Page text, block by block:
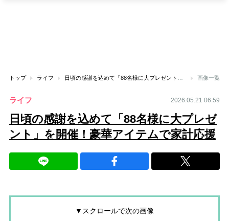
トップ ライフ 画像一覧
ライフ 2026.05.21 06:59
日頃の感謝を込めて「88名様に大プレゼ
ント」を開催！豪華アイテムで家計応援
▼スクロールで次の画像